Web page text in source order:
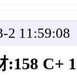
2 11:59:08
C+